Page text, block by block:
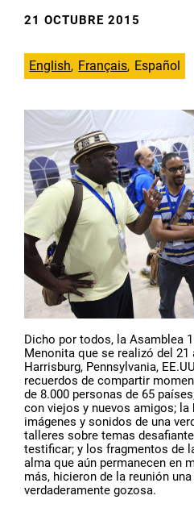
21 OCTUBRE 2015
English Français Español
Dicho por todos, la Asamblea
Menonita que se realizó del 21
Harrisburg, Pennsylvania,
recuerdos de compartir
de 8.000 personas de 65
con viejos y nuevos amigos; la
imágenes y sonidos de una
talleres sobre temas
testificar; y los fragmentos de
alma que aún permanecen en
más, hicieron de la reunión
verdaderamente gozosa.